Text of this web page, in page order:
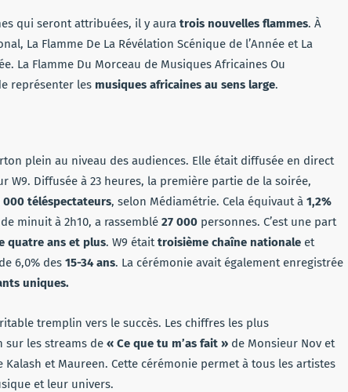
qui seront attribuées, il y aura trois nouvelles flammes. À
La Flamme De La Révélation Scénique de l’Année et La
La Flamme Du Morceau de Musiques Africaines Ou
représenter les musiques africaines au sens large.
plein au niveau des audiences. Elle était diffusée en direct
W9. Diffusée à 23 heures, la première partie de la soirée,
000 téléspectateurs, selon Médiamétrie. Cela équivaut à 1,2%
minuit à 2h10, a rassemblé 27 000 personnes. C’est une part
quatre ans et plus. W9 était troisième chaîne nationale et
6,0% des 15-34 ans. La cérémonie avait également enregistrée
uniques.
tremplin vers le succès. Les chiffres les plus
sur les streams de « Ce que tu m’as fait » de Monsieur Nov et
Kalash et Maureen. Cette cérémonie permet à tous les artistes
et leur univers.